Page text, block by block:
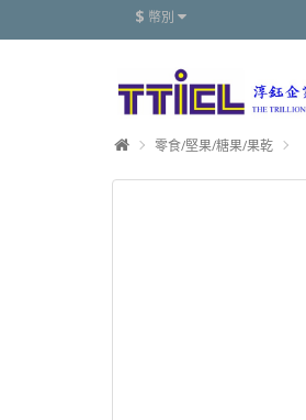
$ 幣別
零食/堅果/糖果/果乾